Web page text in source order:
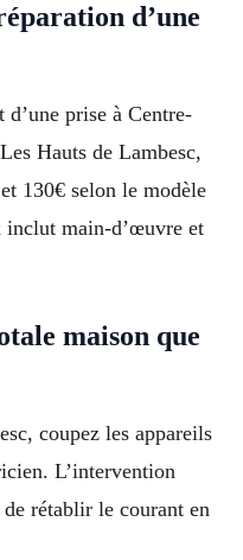
d’une
prise à Centre-
Hauts de Lambesc,
130€ selon le modèle
main-d’œuvre et
maison que
coupez les appareils
L’intervention
rétablir le courant en